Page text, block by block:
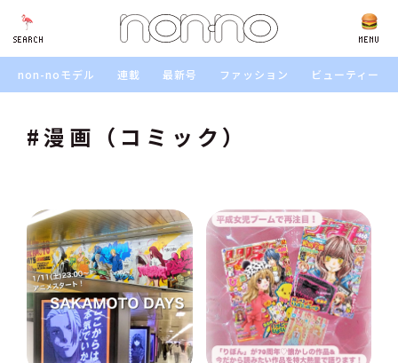
SEARCH MENU
SEARCH
non-noモデル 連載 最新号 ファッション ビューティー
#漫画（コミック）